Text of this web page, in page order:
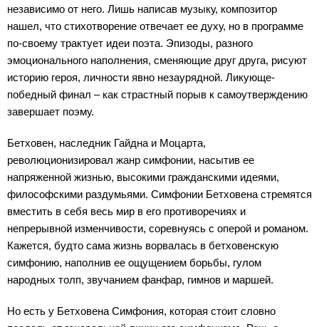
независимо от него. Лишь написав музыку, композитор
нашел, что стихотворение отвечает ее духу, но в программе
по-своему трактует идеи поэта. Эпизоды, разного
эмоционального наполнения, сменяющие друг друга, рисуют
историю героя, личности явно незаурядной. Ликующе-
победный финал – как страстный порыв к самоутверждению
завершает поэму.
Бетховен, наследник Гайдна и Моцарта,
революционизировал жанр симфонии, насытив ее
напряженной жизнью, высокими гражданскими идеями,
философскими раздумьями. Симфонии Бетховена стремятся
вместить в себя весь мир в его противоречиях и
непрерывной изменчивости, соревнуясь с оперой и романом.
Кажется, будто сама жизнь ворвалась в бетховенскую
симфонию, наполнив ее ощущением борьбы, гулом
народных толп, звучанием фанфар, гимнов и маршей.
Но есть у Бетховена Симфония, которая стоит словно